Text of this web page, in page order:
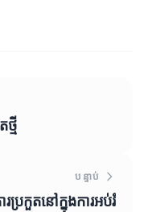
ថ្មី
បន្ទាប់
ប្រកួតនៅក្នុងការអប់រំ